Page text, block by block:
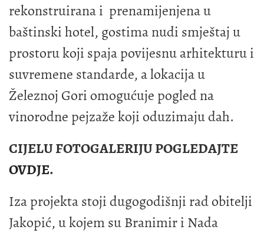
rekonstruirana i prenamijenjena u
baštinski hotel, gostima nudi smještaj u
prostoru koji spaja povijesnu arhitekturu i
suvremene standarde, a lokacija u
Železnoj Gori omogućuje pogled na
vinorodne pejzaže koji oduzimaju dah.
CIJELU FOTOGALERIJU POGLEDAJTE
OVDJE.
Iza projekta stoji dugogodišnji rad obitelji
Jakopić, u kojem su Branimir i Nada